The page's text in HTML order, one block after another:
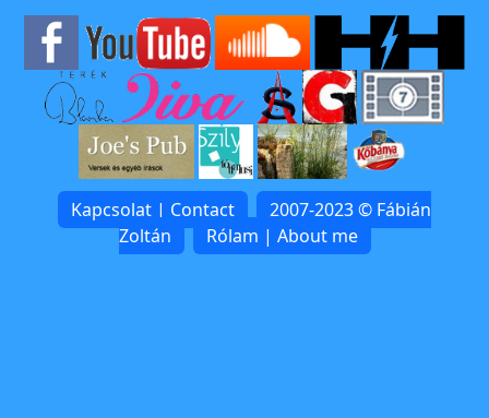
Kapcsolat | Contact
2007-2023 © Fábián
Zoltán
Rólam | About me